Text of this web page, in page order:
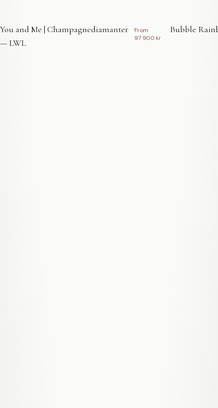
You and Me | Champagnediamanter
— LWL
From
97 900 kr
Bubble